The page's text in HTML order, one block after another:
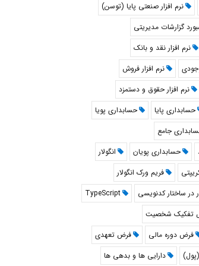
نرم افزار صنعتی پایا (توسن)
گزارشات مدیریتی
نرم افزار نقد و بانک
نرم افزار فروش
نرم افزار حقوق و دستمزد
حسابداری پایا
حسابداری پویا
جامع
حسابداری پویان
انگولار
فریم ورک انگولار
در ساختار کدنویسی
TypeScript
تفکیک شخصیت
فرض دوره مالی
فرض تعهدی
دارایی ها و بدهی ها